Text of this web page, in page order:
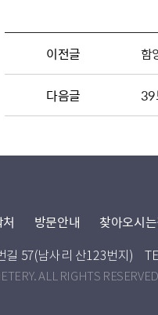
이전글 함
다음글 39
방문안내 찾아오시
길 57(남사리 산123번지)
ALL RIGHTS